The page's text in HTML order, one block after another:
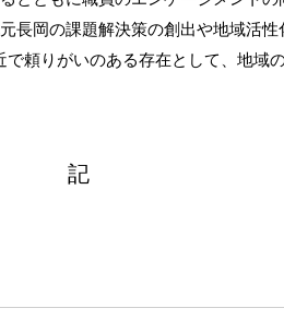
貸金庫
岡の課題解決策の創出や地域活性
頼りがいのある存在として、地域
記